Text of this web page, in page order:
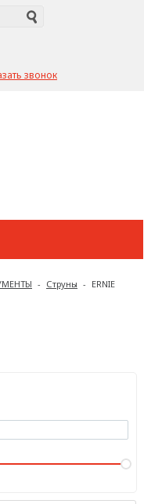
звонок
- Струны - ERNIE